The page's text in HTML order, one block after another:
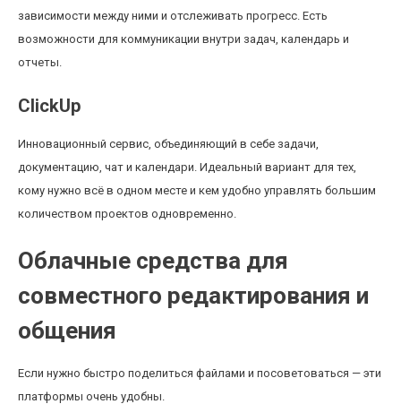
зависимости между ними и отслеживать прогресс. Есть
возможности для коммуникации внутри задач, календарь и
отчеты.
ClickUp
Инновационный сервис, объединяющий в себе задачи,
документацию, чат и календари. Идеальный вариант для тех,
кому нужно всё в одном месте и кем удобно управлять большим
количеством проектов одновременно.
Облачные средства для
совместного редактирования и
общения
Если нужно быстро поделиться файлами и посоветоваться — эти
платформы очень удобны.